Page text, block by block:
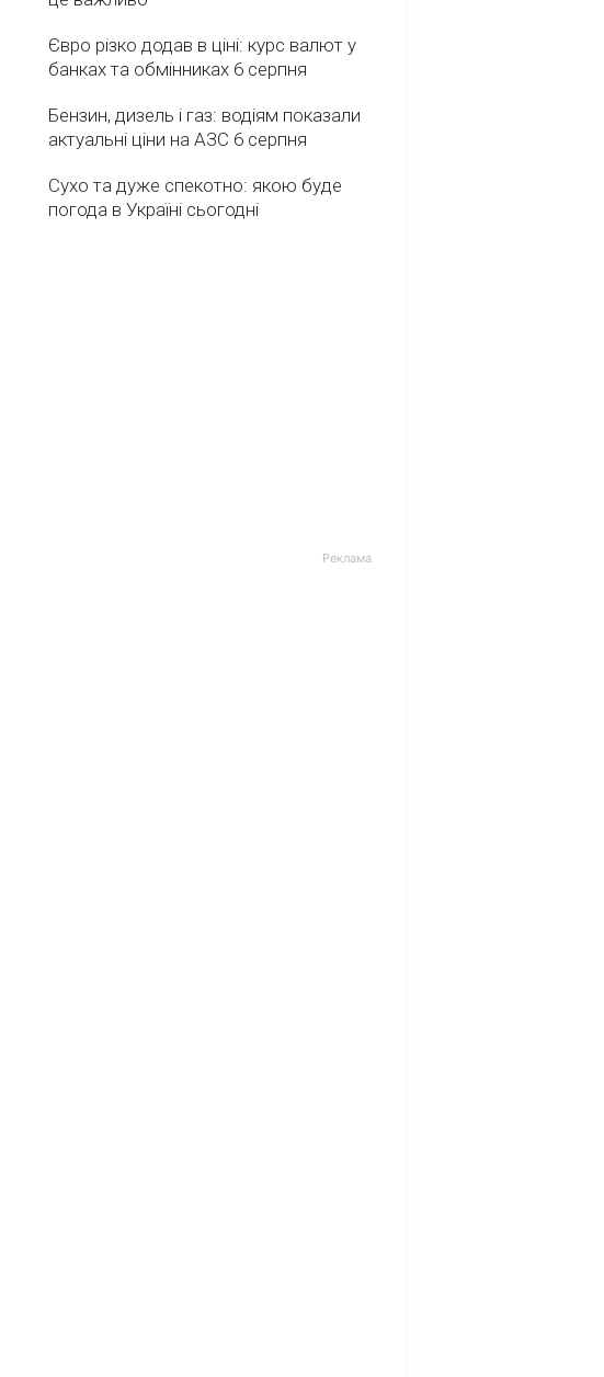
Євро різко додав в ціні: курс валют у
банках та обмінниках 6 серпня
Бензин, дизель і газ: водіям показали
актуальні ціни на АЗС 6 серпня
Сухо та дуже спекотно: якою буде
погода в Україні сьогодні